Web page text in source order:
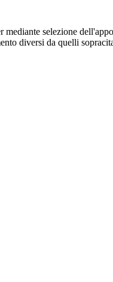
selezione
diversi da quelli